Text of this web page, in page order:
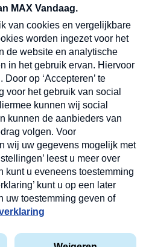
en dinsdagochtend in
Verzend
op onze
en dinsdagochtend in uw